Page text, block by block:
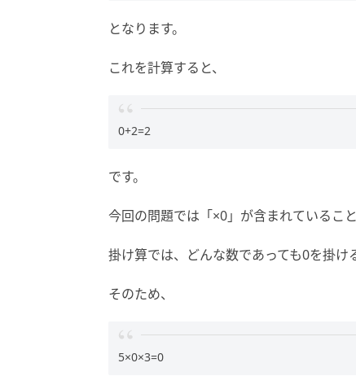
となります。
これを計算すると、
0+2=2
です。
今回の問題では「×0」が含まれているこ
掛け算では、どんな数であっても0を掛け
そのため、
5×0×3=0